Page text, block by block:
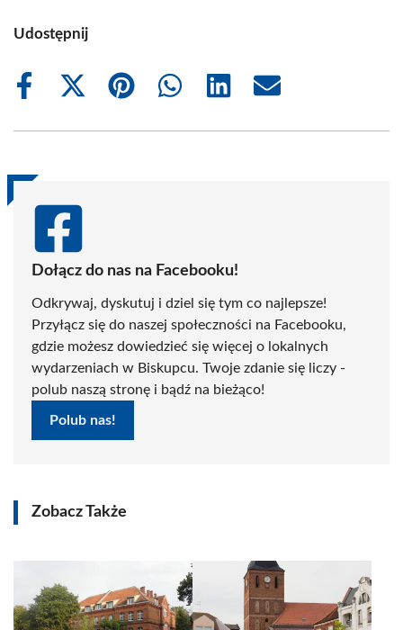
Udostępnij
Share
Share
(Twitter)
Share
Share
Share
Share
Dołącz do nas na Facebooku!
Odkrywaj, dyskutuj i dziel się tym co najlepsze!
Przyłącz się do naszej społeczności na Facebooku,
gdzie możesz dowiedzieć się więcej o lokalnych
wydarzeniach w Biskupcu. Twoje zdanie się liczy -
polub naszą stronę i bądź na bieżąco!
Polub nas!
Zobacz Także